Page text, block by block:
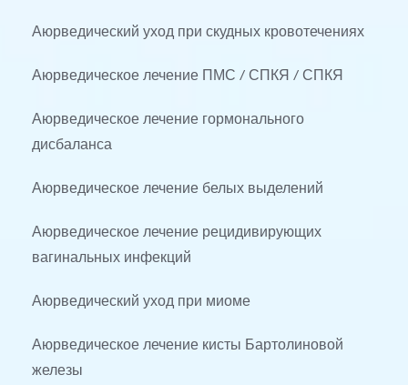
Аюрведический уход при скудных кровотечениях
Аюрведическое лечение ПМС / СПКЯ / СПКЯ
Аюрведическое лечение гормонального
дисбаланса
Аюрведическое лечение белых выделений
Аюрведическое лечение рецидивирующих
вагинальных инфекций
Аюрведический уход при миоме
Аюрведическое лечение кисты Бартолиновой
железы